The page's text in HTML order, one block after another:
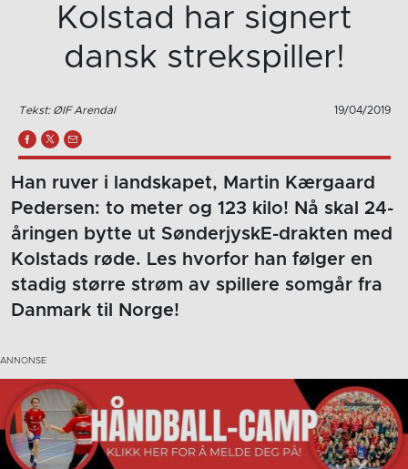
Kolstad har signert
dansk strekspiller!
Tekst: ØIF Arendal 19/04/2019
Han ruver i landskapet, Martin Kærgaard
Pedersen: to meter og 123 kilo! Nå skal 24-
åringen bytte ut SønderjyskE-drakten med
Kolstads røde. Les hvorfor han følger en
stadig større strøm av spillere somgår fra
Danmark til Norge!